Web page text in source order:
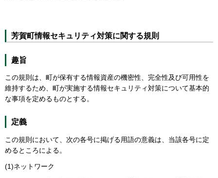
芳賀町情報セキュリティ対策に関する規則
趣旨
この規則は、町が保有する情報資産の機密性、完全性及び可用性を
維持するため、町が実施する情報セキュリティ対策について基本的
な事項を定めるものとする。
定義
この規則において、次の各号に掲げる用語の意義は、当該各号に定
めるところによる。
(1)ネットワーク